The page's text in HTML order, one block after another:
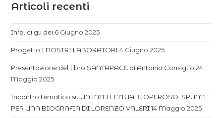
Articoli recenti
Infelici gli dei 6 Giugno 2025
Progetto I NOSTRI LABORATORI 4 Giugno 2025
Presentazione del libro SANTAPACE di Antonio Consiglio 24
Maggio 2025
Incontro tematico su UN INTELLETTUALE OPEROSO. SPUNTI
PER UNA BIOGRAFIA DI LORENZO VALERI 14 Maggio 2025